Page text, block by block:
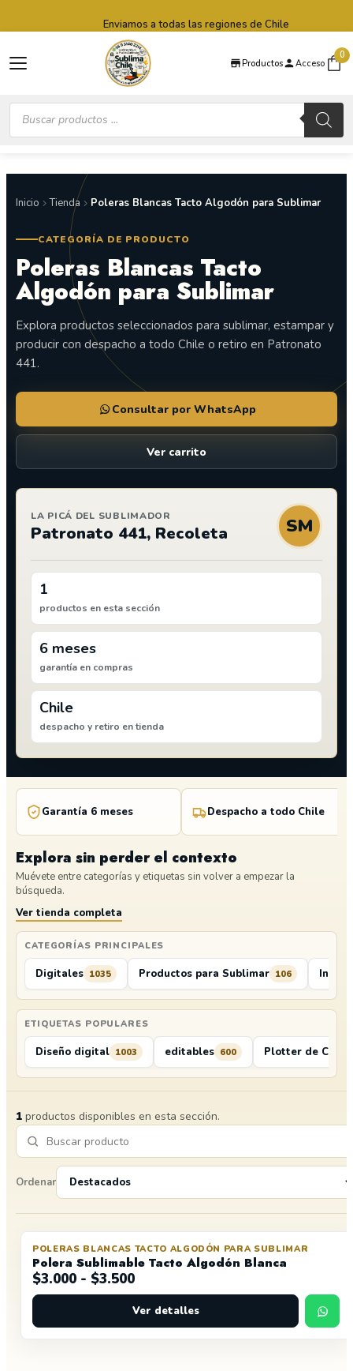
Productos Acceso
0
Búsqueda
productos
Enviamos a todas las regiones de Chile
Inicio Tienda Poleras Blancas Tacto Algodón para Sublimar
CATEGORÍA DE PRODUCTO
Poleras Blancas Tacto
Algodón para Sublimar
Explora productos seleccionados para sublimar, estampar y
producir con despacho a todo Chile o retiro en Patronato
441.
Consultar por WhatsApp
Ver carrito
LA PICÁ DEL SUBLIMADOR
Patronato 441, Recoleta SM
1
productos en esta sección
6 meses
garantía en compras
Chile
despacho y retiro en tienda
Garantía 6 meses Despacho a todo Chile
Explora sin perder el contexto
Muévete entre categorías y etiquetas sin volver a empezar la
búsqueda.
Ver tienda completa
CATEGORÍAS PRINCIPALES
Digitales 1035 Productos para Sublimar 106
ETIQUETAS POPULARES
Diseño digital 1003 editables 600 Plotter de Corte
1 productos disponibles en esta sección.
Ordenar
POLERAS BLANCAS TACTO ALGODÓN PARA SUBLIMAR
Polera Sublimable Tacto Algodón Blanca
$3.000 - $3.500Rango
de
precios:
desde
Ver detalles